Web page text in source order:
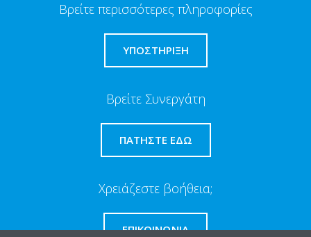
Βρείτε περισσότερες πληροφορίες
ΥΠΟΣΤΗΡΙΞΗ
Βρείτε Συνεργάτη
ΠΑΤΉΣΤΕ ΕΔΏ
Χρειάζεστε βοήθεια;
ΕΠΙΚΟΙΝΩΝΊΑ